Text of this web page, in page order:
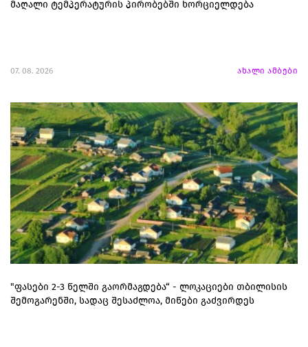
მაღალი ტემპერატურის პირობებში ხორციელდება
07. 08. 2026 ახალი ამბები
"ფასები 2-3 წელში გაორმაგდება“ - ლოკაციები თბილისის
შემოგარენში, სადაც შესაძლოა, მიწები გაძვირდეს